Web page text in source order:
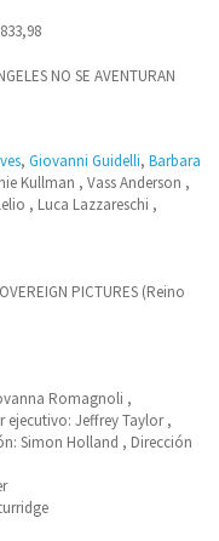
, Giovanni Guidelli, Barbara
Kullman , Vass Anderson ,
, Luca Lazzareschi ,
PICTURES (Reino
Romagnoli ,
Jeffrey Taylor ,
Simon Holland , Dirección